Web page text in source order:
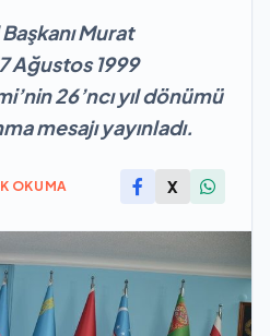
Murat
Ağustos 1999
26’ncı yıl dönümü
mesajı yayınladı.
OKUMA X